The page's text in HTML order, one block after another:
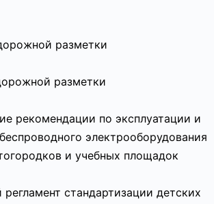
разметки
разметки
рекомендации по эксплуатации и
электрооборудования
и учебных площадок
регламент стандартизации детских